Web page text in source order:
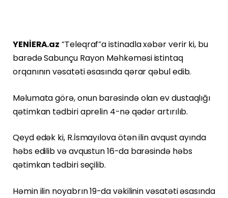
YENİERA.az “Teleqraf”a istinadla xəbər verir ki, bu
barədə Sabunçu Rayon Məhkəməsi istintaq
orqanının vəsatəti əsasında qərar qəbul edib.
Məlumata görə, onun barəsində olan ev dustaqlığı
qətimkan tədbiri aprelin 4-nə qədər artırılıb.
Qeyd edək ki, R.İsmayılova ötən ilin avqust ayında
həbs edilib və avqustun 16-da barəsində həbs
qətimkan tədbiri seçilib.
Həmin ilin noyabrın 19-da vəkilinin vəsatəti əsasında